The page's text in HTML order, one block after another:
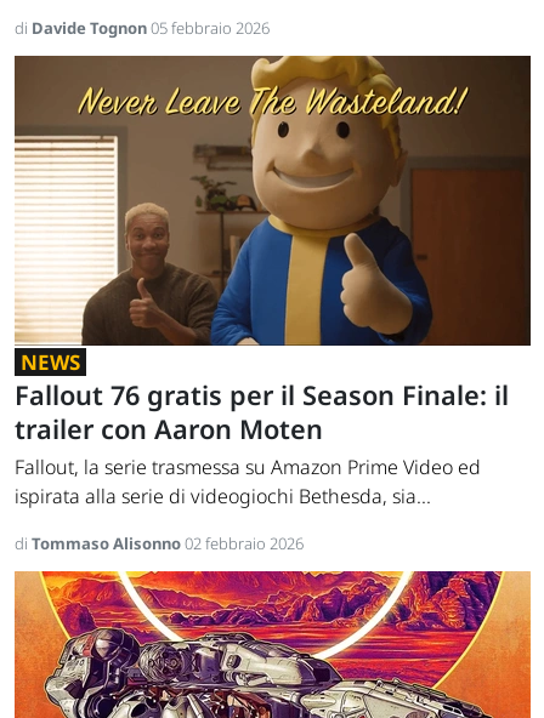
di Davide Tognon05 febbraio 2026
NEWS
Fallout 76 gratis per il Season Finale: il
trailer con Aaron Moten
Fallout, la serie trasmessa su Amazon Prime Video ed
ispirata alla serie di videogiochi Bethesda, sia...
di Tommaso Alisonno02 febbraio 2026